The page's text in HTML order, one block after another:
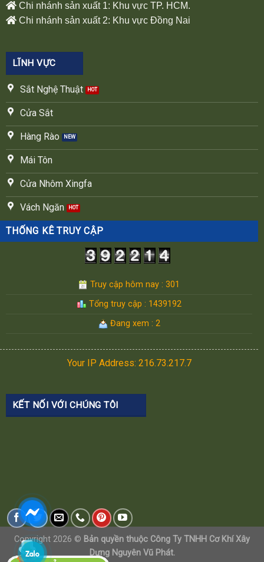
Chi nhánh sản xuất 1: Khu vực TP. HCM.
Chi nhánh sản xuất 2: Khu vực Đồng Nai
LĨNH VỰC
Sắt Nghệ Thuật
Cửa Sắt
Hàng Rào
Mái Tôn
Cửa Nhôm Xingfa
Vách Ngăn
THỐNG KÊ TRUY CẬP
Truy cập hôm nay : 301
Tổng truy cập : 1439192
Đang xem : 2
Your IP Address: 216.73.217.7
KẾT NỐI VỚI CHÚNG TÔI
Copyright 2026 © Bản quyền thuộc Công Ty TNHH Cơ Khí Xây
Dựng Nguyên Vũ Phát.